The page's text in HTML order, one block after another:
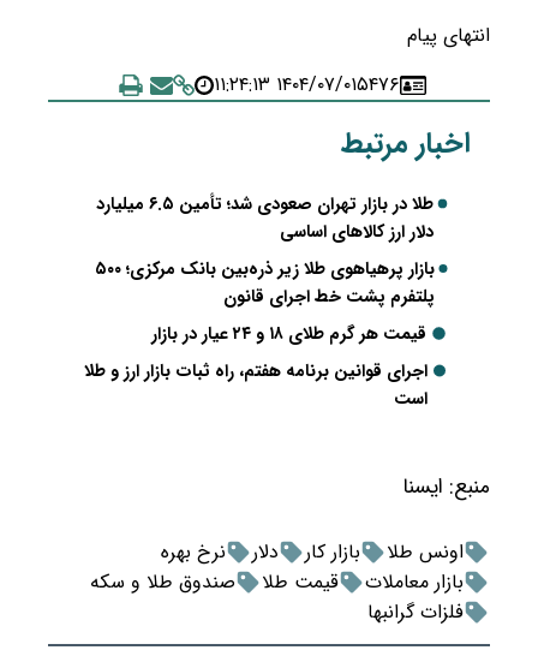
انتهای پیام
۵۴۷۶۱۴۰۴/۰۷/۰۱ ۱۱:۲۴:۱۳
اخبار مرتبط
طلا در بازار تهران صعودی شد؛ تأمین ۶.۵ میلیارد
دلار ارز کالاهای اساسی
بازار پرهیاهوی طلا زیر ذره‌بین بانک مرکزی؛ ۵۰۰
پلتفرم پشت خط اجرای قانون
قیمت هر گرم طلای ۱۸ و ۲۴ عیار در بازار
اجرای قوانین برنامه هفتم، راه ثبات بازار ارز و طلا
است
منبع: ايسنا
اونس طلا بازار کار دلار
نرخ بهره
بازار معاملات
قیمت طلا
صندوق طلا و سکه
فلزات گرانبها